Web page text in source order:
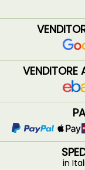
VENDITORE
in